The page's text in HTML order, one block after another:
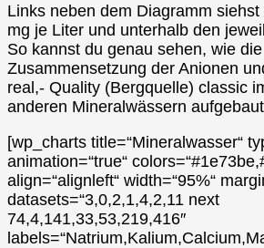
Links neben dem Diagramm
mg je Liter und unterhalb den
So kannst du genau sehen, wie die
Zusammensetzung der Anionen
real,- Quality (Bergquelle) classic
anderen Mineralwässern
[wp_charts title=“Mineralwasser“
animation=“true“
align=“alignleft“ width=“95%“
datasets=“3,0,2,1,4,2,11 next
74,4,141,33,53,219,416″